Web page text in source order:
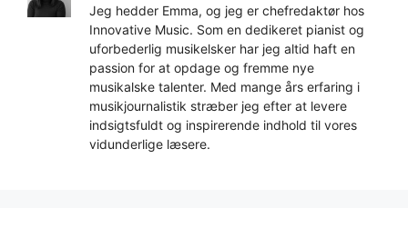
Jeg hedder Emma, og jeg er chefredaktør hos
Innovative Music. Som en dedikeret pianist og
uforbederlig musikelsker har jeg altid haft en
passion for at opdage og fremme nye
musikalske talenter. Med mange års erfaring i
musikjournalistik stræber jeg efter at levere
indsigtsfuldt og inspirerende indhold til vores
vidunderlige læsere.